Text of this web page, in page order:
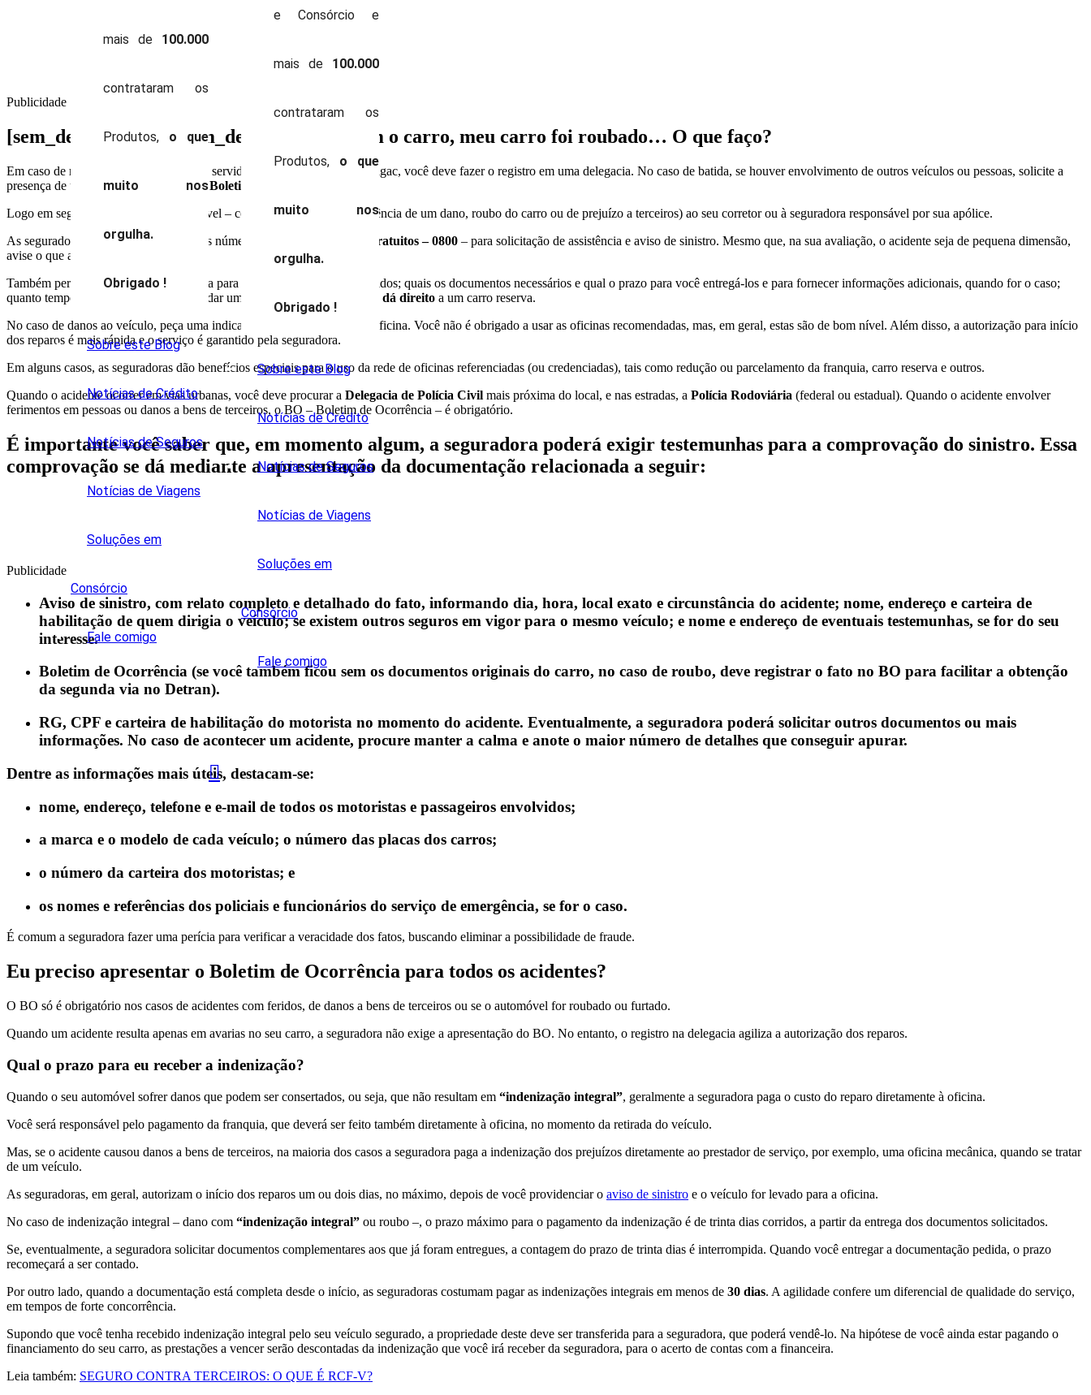
mais de 100.000
contrataram os
Produtos, o que
muito nos
orgulha.
Obrigado !
Sobre este Blog
Notícias de Crédito
Notícias de Seguros
Notícias de Viagens
Soluções em
Consórcio
Fale comigo
e Consórcio e
mais de 100.000
contrataram os
Produtos, o que
muito nos
orgulha.
Obrigado !
Sobre este Blog
Notícias de Crédito
Notícias de Seguros
Notícias de Viagens
Soluções em
Consórcio
Fale comigo
Publicidade
[sem_destaque]-200[/sem_destaque] Bati com o carro, meu carro foi roubado… O que faço?
Em caso de roubo ou furto do seu carro servidor público federal siape / sigac, você deve fazer o registro em uma delegacia. No caso de batida, se houver envolvimento de outros veículos ou pessoas, solicite a
presença de um policial para elaborar oBoletim de Ocorrência (BO)
Logo em seguida – o mais rápido possível – comunique o sinistro (ocorrência de um dano, roubo do carro ou de prejuízo a terceiros) ao seu corretor ou à seguradora responsável por sua apólice.
As seguradoras fornecem a seus clientes números de telefone locais ou
gratuitos – 0800 – para solicitação de assistência e aviso de sinistro. Mesmo que, na sua avaliação, o acidente seja de pequena dimensão,
avise o que aconteceu.
Também pergunte se você tem cobertura para os
ocorridos; quais os documentos necessários e qual o prazo para você entregá-los e para fornecer informações adicionais, quando for o caso;
quanto tempo levará para a seguradora dar um retorno; e se a sua
apólice dá direito a um carro reserva.
No caso de danos ao veículo, peça uma indicação à seguradora de uma oficina. Você não é obrigado a usar as oficinas recomendadas, mas, em geral, estas são de bom nível. Além disso, a autorização para início
dos reparos é mais rápida e o serviço é garantido pela seguradora.
Em alguns casos, as seguradoras dão benefícios especiais para o uso da rede de oficinas referenciadas (ou credenciadas), tais como redução ou parcelamento da franquia, carro reserva e outros.
Quando o acidente ocorrer em vias urbanas, você deve procurar a Delegacia de Polícia Civil mais próxima do local, e nas estradas, a Polícia Rodoviária (federal ou estadual). Quando o acidente envolver
ferimentos em pessoas ou danos a bens de terceiros, o BO – Boletim de Ocorrência – é obrigatório.
É importante você saber que, em momento algum, a seguradora poderá exigir testemunhas para a comprovação do sinistro. Essa
comprovação se dá mediante a apresentação da documentação relacionada a seguir:
Publicidade
Aviso de sinistro, com relato completo e detalhado do fato, informando dia, hora, local exato e circunstância do acidente; nome, endereço e carteira de
habilitação de quem dirigia o veículo; se existem outros seguros em vigor para o mesmo veículo; e nome e endereço de eventuais testemunhas, se for do seu
interesse.
Boletim de Ocorrência (se você também ficou sem os documentos originais do carro, no caso de roubo, deve registrar o fato no BO para facilitar a obtenção
da segunda via no Detran).
RG, CPF e carteira de habilitação do motorista no momento do acidente. Eventualmente, a seguradora poderá solicitar outros documentos ou mais
informações. No caso de acontecer um acidente, procure manter a calma e anote o maior número de detalhes que conseguir apurar.
Dentre as informações mais úteis, destacam-se:
nome, endereço, telefone e e-mail de todos os motoristas e passageiros envolvidos;
a marca e o modelo de cada veículo; o número das placas dos carros;
o número da carteira dos motoristas; e
os nomes e referências dos policiais e funcionários do serviço de emergência, se for o caso.
É comum a seguradora fazer uma perícia para verificar a veracidade dos fatos, buscando eliminar a possibilidade de fraude.
Eu preciso apresentar o Boletim de Ocorrência para todos os acidentes?
O BO só é obrigatório nos casos de acidentes com feridos, de danos a bens de terceiros ou se o automóvel for roubado ou furtado.
Quando um acidente resulta apenas em avarias no seu carro, a seguradora não exige a apresentação do BO. No entanto, o registro na delegacia agiliza a autorização dos reparos.
Qual o prazo para eu receber a indenização?
Quando o seu automóvel sofrer danos que podem ser consertados, ou seja, que não resultam em “indenização integral”, geralmente a seguradora paga o custo do reparo diretamente à oficina.
Você será responsável pelo pagamento da franquia, que deverá ser feito também diretamente à oficina, no momento da retirada do veículo.
Mas, se o acidente causou danos a bens de terceiros, na maioria dos casos a seguradora paga a indenização dos prejuízos diretamente ao prestador de serviço, por exemplo, uma oficina mecânica, quando se tratar
de um veículo.
As seguradoras, em geral, autorizam o início dos reparos um ou dois dias, no máximo, depois de você providenciar o aviso de sinistro e o veículo for levado para a oficina.
No caso de indenização integral – dano com “indenização integral” ou roubo –, o prazo máximo para o pagamento da indenização é de trinta dias corridos, a partir da entrega dos documentos solicitados.
Se, eventualmente, a seguradora solicitar documentos complementares aos que já foram entregues, a contagem do prazo de trinta dias é interrompida. Quando você entregar a documentação pedida, o prazo
recomeçará a ser contado.
Por outro lado, quando a documentação está completa desde o início, as seguradoras costumam pagar as indenizações integrais em menos de 30 dias. A agilidade confere um diferencial de qualidade do serviço,
em tempos de forte concorrência.
Supondo que você tenha recebido indenização integral pelo seu veículo segurado, a propriedade deste deve ser transferida para a seguradora, que poderá vendê-lo. Na hipótese de você ainda estar pagando o
financiamento do seu carro, as prestações a vencer serão descontadas da indenização que você irá receber da seguradora, para o acerto de contas com a financeira.
Leia também: SEGURO CONTRA TERCEIROS: O QUE É RCF-V?